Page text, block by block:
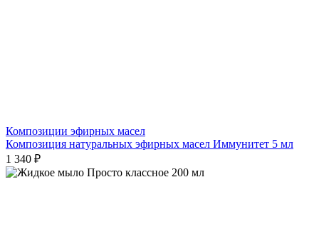
Композиции эфирных масел
Композиция натуральных эфирных масел Иммунитет 5 мл
1 340 ₽